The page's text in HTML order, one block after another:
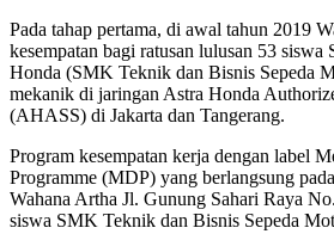
Pada tahap pertama, di awal tahun 2019
kesempatan bagi ratusan lulusan 53
Honda (SMK Teknik dan Bisnis Sepeda
mekanik di jaringan Astra Honda
(AHASS) di Jakarta dan Tangerang.
Program kesempatan kerja dengan label
Programme (MDP) yang berlangsung
Wahana Artha Jl. Gunung Sahari Raya
siswa SMK Teknik dan Bisnis Sepeda